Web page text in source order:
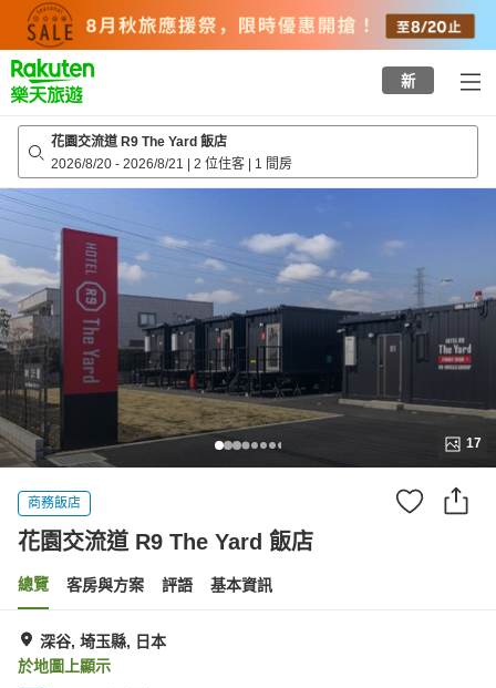
top
page
新
花園交流道 R9 The Yard 飯店
2026/8/20 - 2026/8/21 | 2 位住客 | 1 間房
17
商務飯店
花園交流道 R9 The Yard 飯店
總覽 客房與方案 評語 基本資訊
深谷, 埼玉縣, 日本
於地圖上顯示